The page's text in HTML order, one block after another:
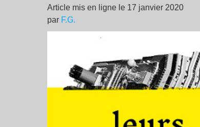
Article mis en ligne le 17 janvier 2020
par F.G.